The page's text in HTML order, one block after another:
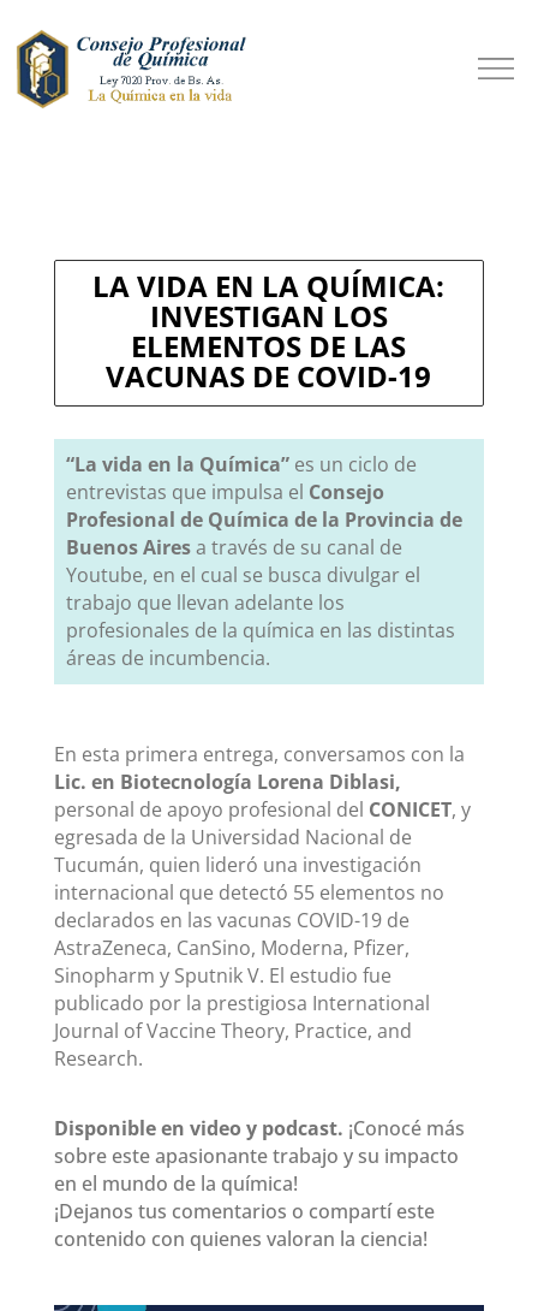
LA VIDA EN LA QUÍMICA:
INVESTIGAN LOS
ELEMENTOS DE LAS
VACUNAS DE COVID-19
“La vida en la Química”es un ciclo de
entrevistas que impulsa el Consejo
Profesional de Química de la Provincia de
Buenos Airesa través de su canal de
Youtube, en el cual se busca divulgar el
trabajo que llevan adelante los
profesionales de la química en las distintas
áreas de incumbencia.
En esta primera entrega, conversamos con la
Lic. en Biotecnología Lorena Diblasi,
personal de apoyo profesional del CONICET, y
egresada de la Universidad Nacional de
Tucumán, quien lideró una investigación
internacional que detectó 55 elementos no
declarados en las vacunas COVID-19 de
AstraZeneca, CanSino, Moderna, Pfizer,
Sinopharm y Sputnik V. El estudio fue
publicado por la prestigiosa International
Journal of Vaccine Theory, Practice, and
Research.
Disponible en video y podcast. ¡Conocé más
sobre este apasionante trabajo y su impacto
en el mundo de la química!
¡Dejanos tus comentarios o compartí este
contenido con quienes valoran la ciencia!